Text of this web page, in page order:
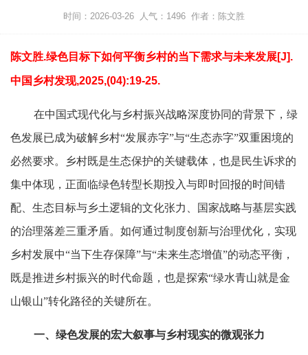
时间：2026-03-26 人气： 1496 作者：陈文胜
陈文胜.绿色目标下如何平衡乡村的当下需求与未来发展[J].
中国乡村发现,2025,(04):19-25.
在中国式现代化与乡村振兴战略深度协同的背景下，绿
色发展已成为破解乡村“发展赤字”与“生态赤字”双重困境的
必然要求。乡村既是生态保护的关键载体，也是民生诉求的
集中体现，正面临绿色转型长期投入与即时回报的时间错
配、生态目标与乡土逻辑的文化张力、国家战略与基层实践
的治理落差三重矛盾。如何通过制度创新与治理优化，实现
乡村发展中“当下生存保障”与“未来生态增值”的动态平衡，
既是推进乡村振兴的时代命题，也是探索“绿水青山就是金
山银山”转化路径的关键所在。
一、绿色发展的宏大叙事与乡村现实的微观张力